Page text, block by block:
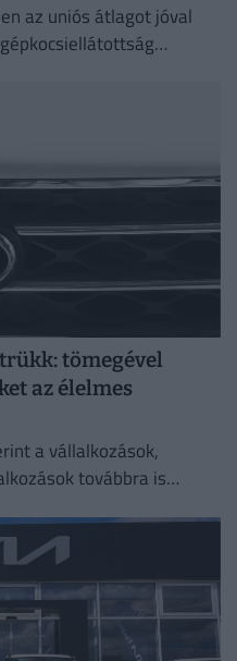
az uniós átlagot jóval
tömegével
az élelmes
a vállalkozások,
továbbra is